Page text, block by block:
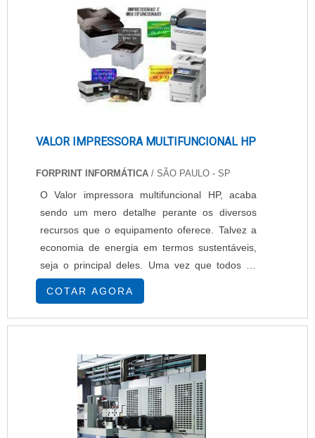
e impressão e controles automáticos de registro
e cores, o que garante maior fidel.
VALOR IMPRESSORA MULTIFUNCIONAL HP
FORPRINT INFORMÁTICA / SÃO PAULO - SP
O Valor impressora multifuncional HP, acaba
sendo um mero detalhe perante os diversos
recursos que o equipamento oferece. Talvez a
economia de energia em termos sustentáveis,
seja o principal deles. Uma vez que todos os
recursos são ligados através de um único cabo.
Nesses equipamentos é possível encontrar: -
Copiadora, - Aparelho de fax, - Scanner. Tudo
fabricantes de impressoras multifuncionais
COTAR AGORA